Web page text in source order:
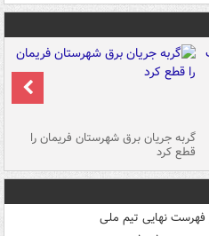
گربه جریان برق شهرستان فریمان را
قطع کرد